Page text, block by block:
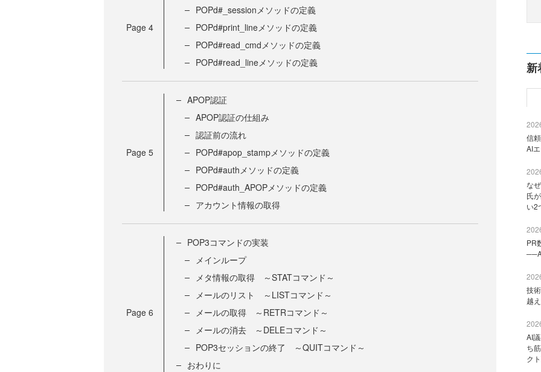
Page 4
POPd#_sessionメソッドの定義
POPd#print_lineメソッドの定義
POPd#read_cmdメソッドの定義
POPd#read_lineメソッドの定義
Page 5
APOP認証
APOP認証の仕組み
認証前の流れ
POPd#apop_stampメソッドの定義
POPd#authメソッドの定義
POPd#auth_APOPメソッドの定義
アカウント情報の取得
Page 6
POP3コマンドの実装
メインループ
メタ情報の取得 ～STATコマンド～
メールのリスト ～LISTコマンド～
メールの取得 ～RETRコマンド～
メールの消去 ～DELEコマンド～
POP3セッションの終了 ～QUITコマンド～
おわりに
新
信
AI
な
氏
い2
PR
技
越
AI
ち
ク